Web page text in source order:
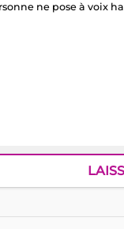
ne pose à voix